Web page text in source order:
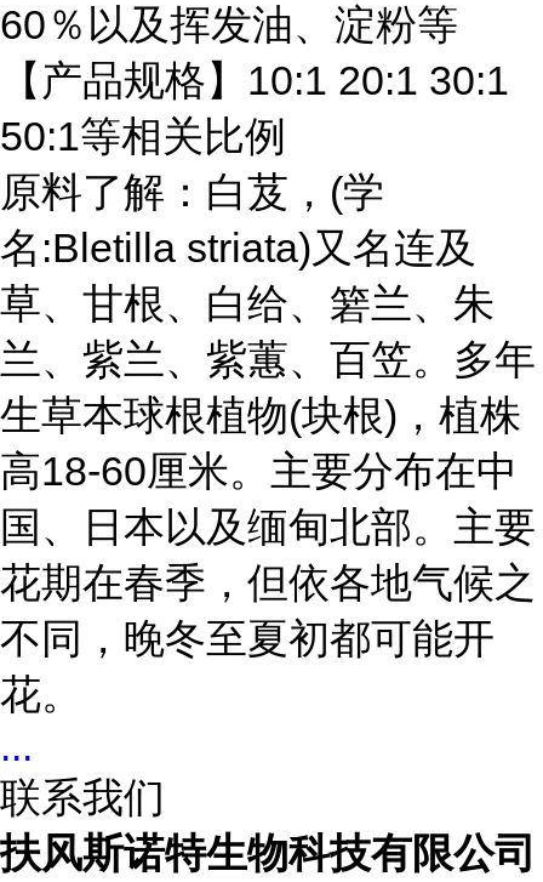
60％以及挥发油、淀粉等
【产品规格】 10:1 20:1 30:1
50:1等相关比例
原料了解： 白芨， (学
名:Bletilla striata)又名连及
草、甘根、白给、箬兰、朱
兰、紫兰、紫蕙、百笠。多年
生草本球根植物(块根)，植株
高18-60厘米。主要分布在中
国、日本以及缅甸北部。主要
花期在春季，但依各地气候之
不同，晚冬至夏初都可能开
花。
...
联系我们
扶风斯诺特生物科技有限公司